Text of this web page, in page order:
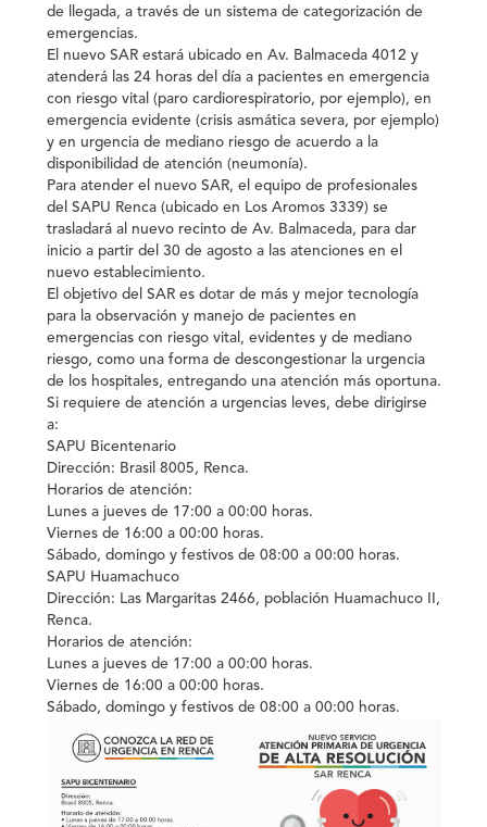
de llegada, a través de un sistema de categorización de
emergencias.
El nuevo SAR estará ubicado en Av. Balmaceda 4012 y
atenderá las 24 horas del día a pacientes en emergencia
con riesgo vital (paro cardiorespiratorio, por ejemplo), en
emergencia evidente (crisis asmática severa, por ejemplo)
y en urgencia de mediano riesgo de acuerdo a la
disponibilidad de atención (neumonía).
Para atender el nuevo SAR, el equipo de profesionales
del SAPU Renca (ubicado en Los Aromos 3339) se
trasladará al nuevo recinto de Av. Balmaceda, para dar
inicio a partir del 30 de agosto a las atenciones en el
nuevo establecimiento.
El objetivo del SAR es dotar de más y mejor tecnología
para la observación y manejo de pacientes en
emergencias con riesgo vital, evidentes y de mediano
riesgo, como una forma de descongestionar la urgencia
de los hospitales, entregando una atención más oportuna.
Si requiere de atención a urgencias leves, debe dirigirse
a:
SAPU Bicentenario
Dirección: Brasil 8005, Renca.
Horarios de atención:
Lunes a jueves de 17:00 a 00:00 horas.
Viernes de 16:00 a 00:00 horas.
Sábado, domingo y festivos de 08:00 a 00:00 horas.
SAPU Huamachuco
Dirección: Las Margaritas 2466, población Huamachuco II,
Renca.
Horarios de atención:
Lunes a jueves de 17:00 a 00:00 horas.
Viernes de 16:00 a 00:00 horas.
Sábado, domingo y festivos de 08:00 a 00:00 horas.